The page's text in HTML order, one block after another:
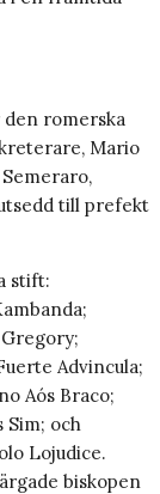
romerska
Mario
till prefekt
stift:
Advincula;
Aós Braco;
Sim; och
Lojudice.
biskopen